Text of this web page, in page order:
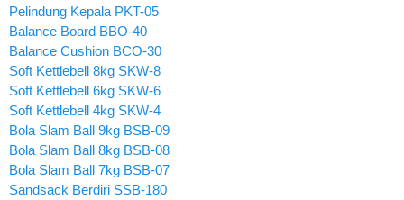
Pelindung Kepala PKT-05
Balance Board BBO-40
Balance Cushion BCO-30
Soft Kettlebell 8kg SKW-8
Soft Kettlebell 6kg SKW-6
Soft Kettlebell 4kg SKW-4
Bola Slam Ball 9kg BSB-09
Bola Slam Ball 8kg BSB-08
Bola Slam Ball 7kg BSB-07
Sandsack Berdiri SSB-180